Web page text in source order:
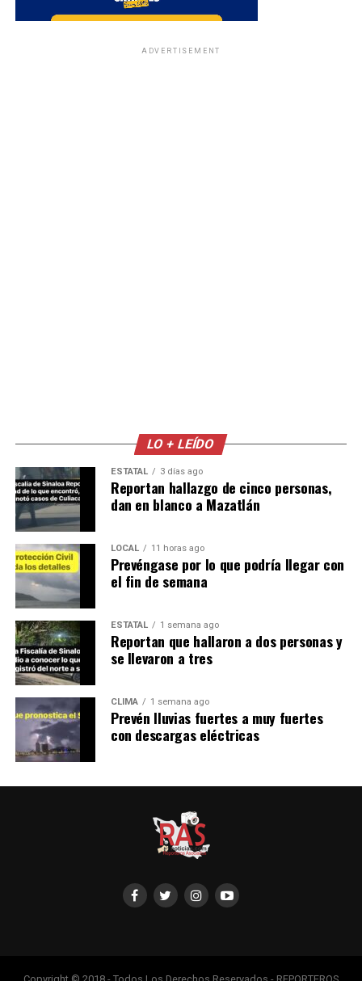
ADVERTISEMENT
LO + LEÍDO
ESTATAL 3 días ago
Reportan hallazgo de cinco personas,
dan en blanco a Mazatlán
LOCAL 11 horas ago
Prevéngase por lo que podría llegar con
el fin de semana
ESTATAL 1 semana ago
Reportan que hallaron a dos personas y
se llevaron a tres
CLIMA 1 semana ago
Prevén lluvias fuertes a muy fuertes
con descargas eléctricas